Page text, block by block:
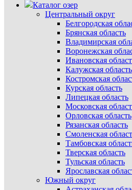
Каталог озер
Центральный округ
Белгородская
Брянская область
Владимирская
Воронежская
Ивановская
Калужская область
Костромская
Курская область
Липецкая область
Московская
Орловская область
Рязанская область
Смоленская
Тамбовская
Тверская область
Тульская область
Ярославская
Южный округ